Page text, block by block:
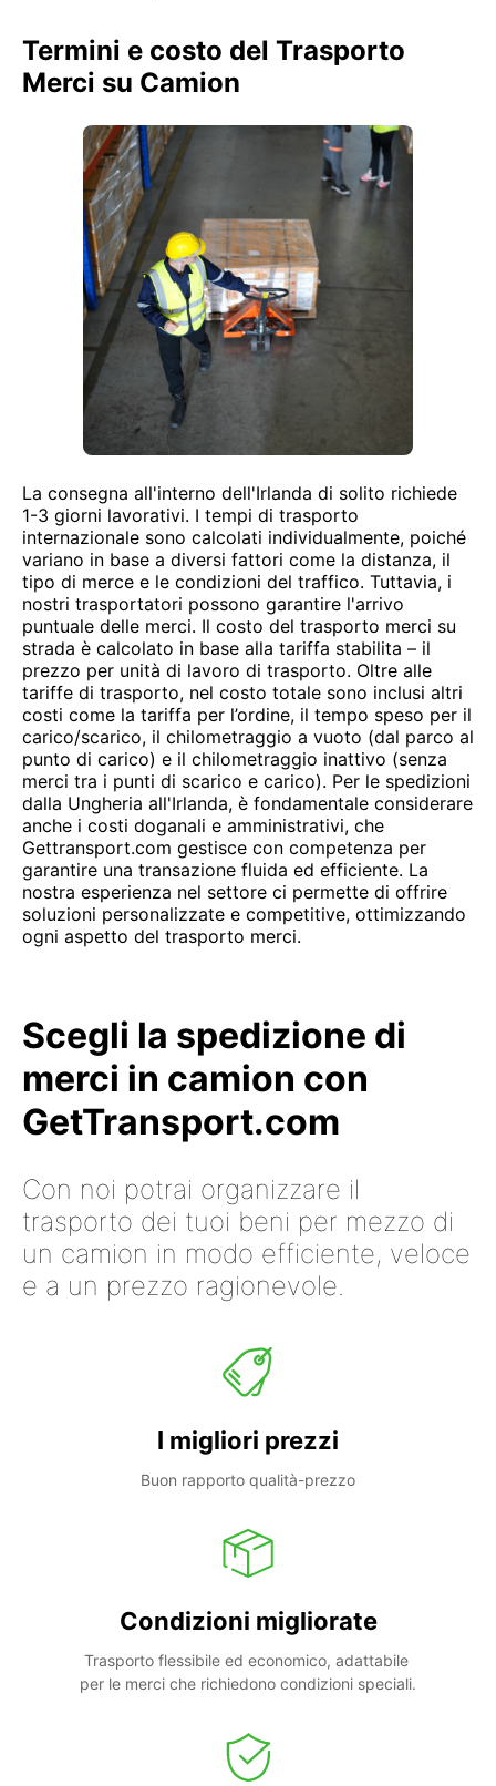
Termini e costo del Trasporto
Merci su Camion
La consegna all'interno dell'Irlanda di solito richiede
1-3 giorni lavorativi. I tempi di trasporto
internazionale sono calcolati individualmente, poiché
variano in base a diversi fattori come la distanza, il
tipo di merce e le condizioni del traffico. Tuttavia, i
nostri trasportatori possono garantire l'arrivo
puntuale delle merci. Il costo del trasporto merci su
strada è calcolato in base alla tariffa stabilita – il
prezzo per unità di lavoro di trasporto. Oltre alle
tariffe di trasporto, nel costo totale sono inclusi altri
costi come la tariffa per l’ordine, il tempo speso per il
carico/scarico, il chilometraggio a vuoto (dal parco al
punto di carico) e il chilometraggio inattivo (senza
merci tra i punti di scarico e carico). Per le spedizioni
dalla Ungheria all'Irlanda, è fondamentale considerare
anche i costi doganali e amministrativi, che
Gettransport.com gestisce con competenza per
garantire una transazione fluida ed efficiente. La
nostra esperienza nel settore ci permette di offrire
soluzioni personalizzate e competitive, ottimizzando
ogni aspetto del trasporto merci.
Scegli la spedizione di
merci in camion con
GetTransport.com
Con noi potrai organizzare il
trasporto dei tuoi beni per mezzo di
un camion in modo efficiente, veloce
e a un prezzo ragionevole.
I migliori prezzi
Buon rapporto qualità-prezzo
Condizioni migliorate
Trasporto flessibile ed economico, adattabile
per le merci che richiedono condizioni speciali.